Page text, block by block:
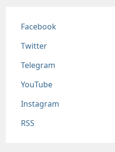
Соц сети
Facebook
Twitter
Telegram
YouTube
Instagram
RSS